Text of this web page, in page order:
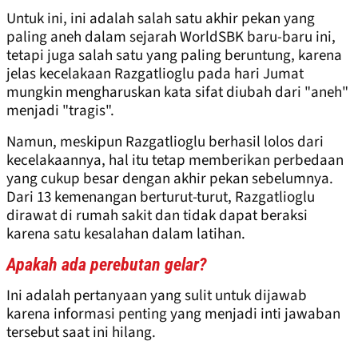
Untuk ini, ini adalah salah satu akhir pekan yang
paling aneh dalam sejarah WorldSBK baru-baru ini,
tetapi juga salah satu yang paling beruntung, karena
jelas kecelakaan Razgatlioglu pada hari Jumat
mungkin mengharuskan kata sifat diubah dari "aneh"
menjadi "tragis".
Namun, meskipun Razgatlioglu berhasil lolos dari
kecelakaannya, hal itu tetap memberikan perbedaan
yang cukup besar dengan akhir pekan sebelumnya.
Dari 13 kemenangan berturut-turut, Razgatlioglu
dirawat di rumah sakit dan tidak dapat beraksi
karena satu kesalahan dalam latihan.
Apakah ada perebutan gelar?
Ini adalah pertanyaan yang sulit untuk dijawab
karena informasi penting yang menjadi inti jawaban
tersebut saat ini hilang.